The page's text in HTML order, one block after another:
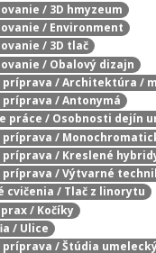
/ 3D hmyzeum
/ Environment
/ 3D tlač
/ Obalový dizajn
/ Architektúra /
/ Antonymá
práce / Osobnosti dejín
/
/ Kreslené
/ Výtvarné
/ Tlač z linorytu
/ Kočíky
/ Ulice
/ Štúdia